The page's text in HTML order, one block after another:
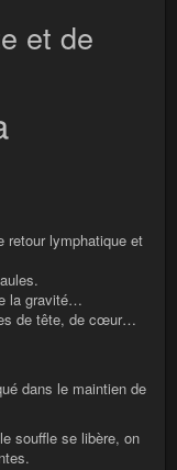
et de
retour lymphatique et
la gravité…
de tête, de cœur…
dans le maintien de
souffle se libère, on